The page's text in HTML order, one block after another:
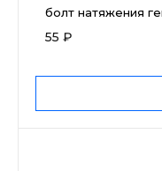
болт натяжения
55 ₽